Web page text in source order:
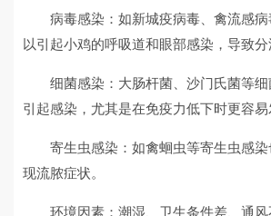
病毒感染：如新城疫病毒、禽流感
以引起小鸡的呼吸道和眼部感染，导致分
细菌感染：大肠杆菌、沙门氏菌等
引起感染，尤其是在免疫力低下时更容易
寄生虫感染：如禽蛔虫等寄生虫感
现流脓症状。
环境因素：潮湿、卫生条件差、通